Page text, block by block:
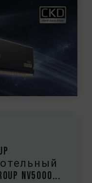
NV5000...